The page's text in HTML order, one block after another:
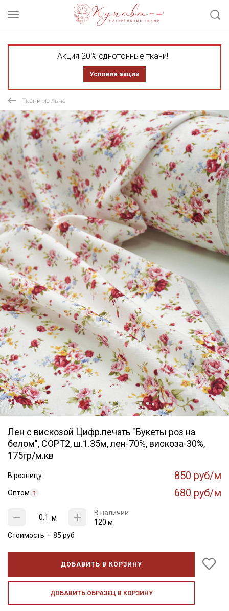
Акция 20% однотонные ткани!
Условия акции
Ткани из льна
Лен с вискозой Цифр.печать "Букеты роз на
белом", СОРТ2, ш.1.35м, лен-70%, вискоза-30%,
175гр/м.кв
В розницу 850 руб/м
Оптом 680 руб/м
м
В наличии
120 м
Стоимость — 85 руб
ДОБАВИТЬ В КОРЗИНУ
ДОБАВИТЬ ОБРАЗЕЦ В КОРЗИНУ